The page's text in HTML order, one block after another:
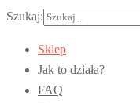
Szukaj:
Sklep
Jak to działa?
FAQ